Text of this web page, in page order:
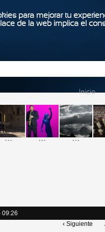
para mejorar tu
de la web implica el
Inicio
... ... ...
09:26
‹ Siguiente